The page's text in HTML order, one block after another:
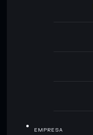
EMPRESA